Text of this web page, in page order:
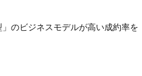
のビジネスモデルが高い成約率を